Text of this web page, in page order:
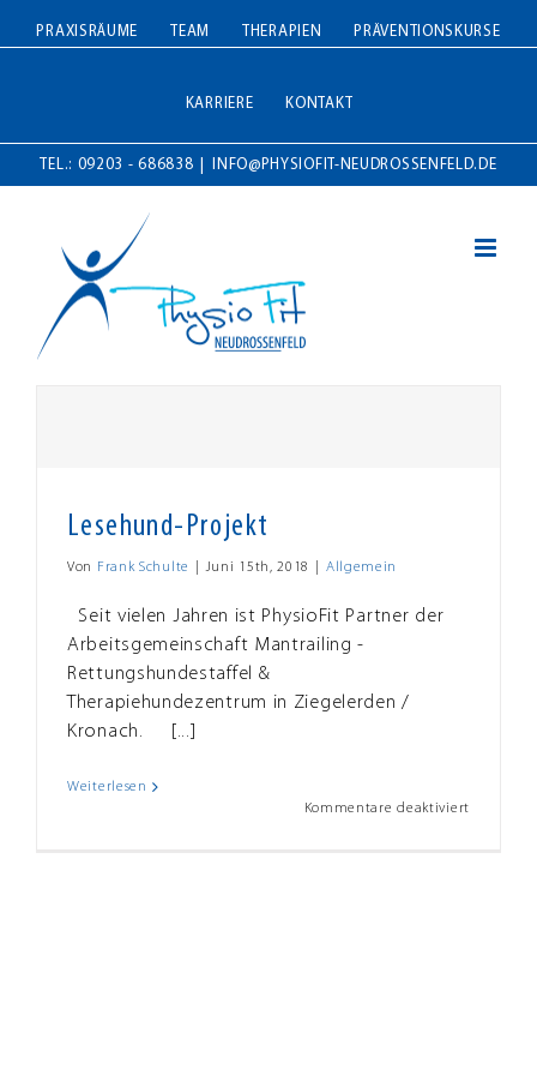
Inhalt
PRAXISRÄUME TEAM THERAPIEN PRÄVENTIONSKURSE
KARRIERE KONTAKT
TEL.: 09203 - 686838 INFO@PHYSIOFIT-NEUDROSSENFELD.DE
Lesehund-Projekt
Von Frank Schulte Juni 15th, 2018 Allgemein
Seit vielen Jahren ist PhysioFit Partner der
Arbeitsgemeinschaft Mantrailing -
Rettungshundestaffel &
Therapiehundezentrum in Ziegelerden /
Kronach. [...]
Weiterlesen
Kommentare deaktiviert